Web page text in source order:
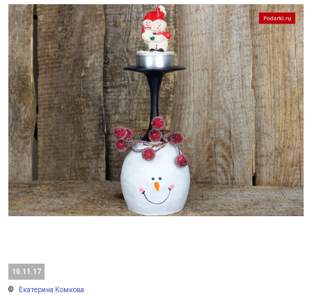
10.11.17
Екатерина Комкова